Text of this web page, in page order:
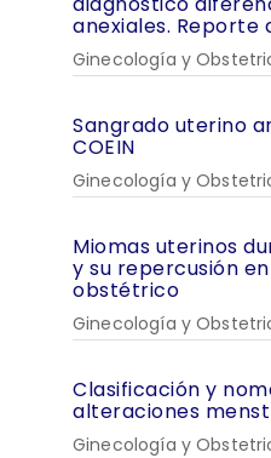
anexiales. Reporte
Ginecología y
Sangrado uterino
COEIN
Ginecología y
Miomas uterinos
y su repercusión
obstétrico
Ginecología y
Clasificación y
alteraciones
Ginecología y